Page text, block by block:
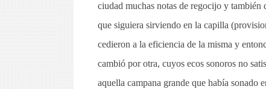
ciudad muchas notas de regocijo y también
que siguiera sirviendo en la capilla
cedieron a la eficiencia de la misma y
cambió por otra, cuyos ecos sonoros no
aquella campana grande que había sonado